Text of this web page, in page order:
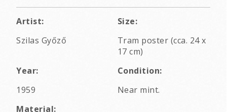
Artist:
Szilas Győző
Size:
Tram poster (cca. 24 x
17 cm)
Year:
1959
Condition:
Near mint.
Material: